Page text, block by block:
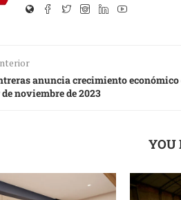
anuncia crecimiento económico
noviembre de 2023
YOU